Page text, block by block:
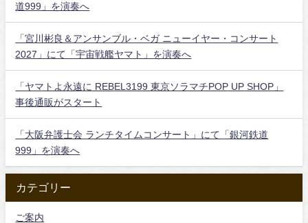
道999」を演奏へ
「宮川彬良＆アンサンブル・ベガ ニューイヤー・コンサート
2027」にて「宇宙戦艦ヤマト」を演奏へ
「ヤマトよ永遠に REBEL3199 東京ソラマチPOP UP SHOP」
事後通販がスタート
「大阪弁護士会 ランチタイムコンサート」にて「銀河鉄道
999」を演奏へ
カテゴリー
ご案内